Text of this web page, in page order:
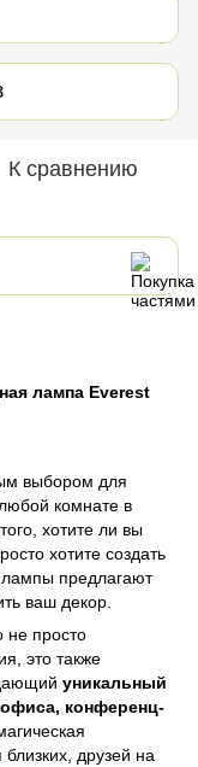
К сравнению
лампа Everest
выбором для
комнате в
хотите ли вы
хотите создать
предлагают
ваш декор.
не просто
это также
уникальный
конференц-
близких, друзей на